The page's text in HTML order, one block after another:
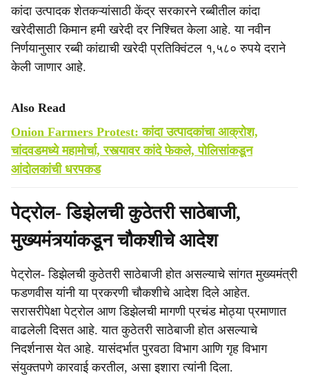
कांदा उत्पादक शेतकऱ्यांसाठी केंद्र सरकारने रब्बीतील कांदा
खरेदीसाठी किमान हमी खरेदी दर निश्चित केला आहे. या नवीन
निर्णयानुसार रब्बी कांद्याची खरेदी प्रतिक्विंटल १,५८० रुपये दराने
केली जाणार आहे.
Also Read
Onion Farmers Protest: कांदा उत्पादकांचा आक्रोश,
चांदवडमध्ये महामोर्चा, रस्त्यावर कांदे फेकले, पोलिसांकडून
आंदोलकांची धरपकड
पेट्रोल- डिझेलची कुठेतरी साठेबाजी,
मुख्यमंत्र्यांकडून चौकशीचे आदेश
पेट्रोल- डिझेलची कुठेतरी साठेबाजी होत असल्याचे सांगत मुख्यमंत्री
फडणवीस यांनी या प्रकरणी चौकशीचे आदेश दिले आहेत.
सरासरीपेक्षा पेट्रोल आण डिझेलची मागणी प्रचंड मोठ्या प्रमाणात
वाढलेली दिसत आहे. यात कुठेतरी साठेबाजी होत असल्याचे
निदर्शनास येत आहे. यासंदर्भात पुरवठा विभाग आणि गृह विभाग
संयुक्तपणे कारवाई करतील, असा इशारा त्यांनी दिला.